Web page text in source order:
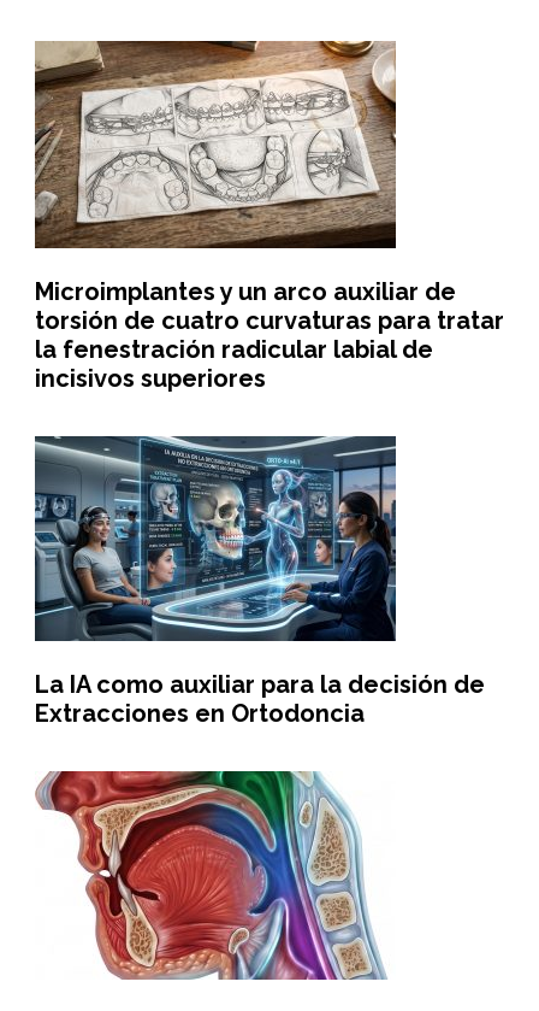
Microimplantes y un arco auxiliar de
torsión de cuatro curvaturas para tratar
la fenestración radicular labial de
incisivos superiores
La IA como auxiliar para la decisión de
Extracciones en Ortodoncia